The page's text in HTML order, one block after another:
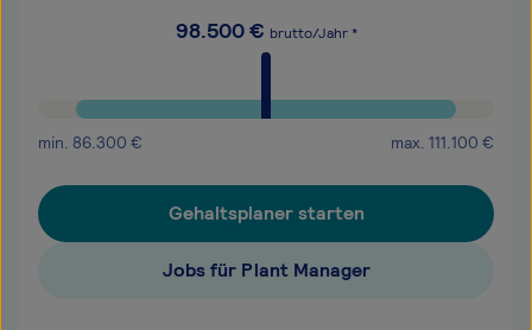
98.500€ brutto/Jahr *
min. 86.300 € max. 111.100 €
Gehaltsplaner starten
Jobs für Plant Manager